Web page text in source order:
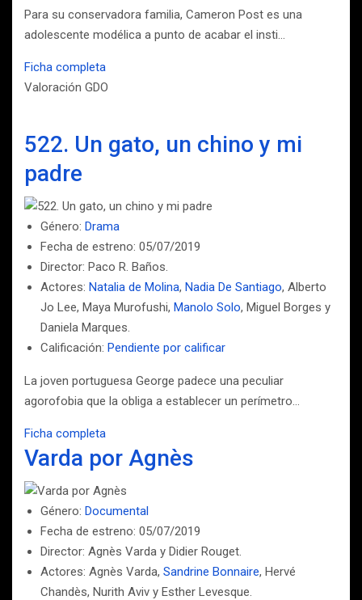
Para su conservadora familia, Cameron Post es una
adolescente modélica a punto de acabar el insti…
Ficha completa
Valoración GDO
522. Un gato, un chino y mi
padre
Género: Drama
Fecha de estreno: 05/07/2019
Director: Paco R. Baños.
Actores: Natalia de Molina, Nadia De Santiago, Alberto
Jo Lee, Maya Murofushi, Manolo Solo, Miguel Borges y
Daniela Marques.
Calificación: Pendiente por calificar
La joven portuguesa George padece una peculiar
agorofobia que la obliga a establecer un perímetro…
Ficha completa
Varda por Agnès
Género: Documental
Fecha de estreno: 05/07/2019
Director: Agnès Varda y Didier Rouget.
Actores: Agnès Varda, Sandrine Bonnaire, Hervé
Chandès, Nurith Aviv y Esther Levesque.